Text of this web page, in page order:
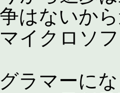
はないか
イクロソ
ラマーに